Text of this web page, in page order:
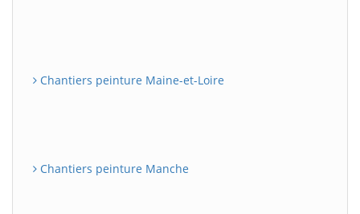
Chantiers peinture Maine-et-Loire
Chantiers peinture Manche